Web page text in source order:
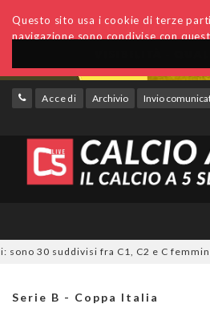
Questo sito usa i cookie di terze
navigazione sono condivise con
Accedi Archivio Invio
30 suddivisi fra C1, C2 e C femminile
Serie B - Coppa Italia